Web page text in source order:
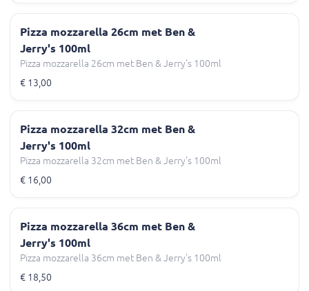
Pizza mozzarella 26cm met Ben &
Jerry's 100ml
Pizza mozzarella 26cm met Ben & Jerry's 100ml
€ 13,00
Pizza mozzarella 32cm met Ben &
Jerry's 100ml
Pizza mozzarella 32cm met Ben & Jerry's 100ml
€ 16,00
Pizza mozzarella 36cm met Ben &
Jerry's 100ml
Pizza mozzarella 36cm met Ben & Jerry's 100ml
€ 18,50